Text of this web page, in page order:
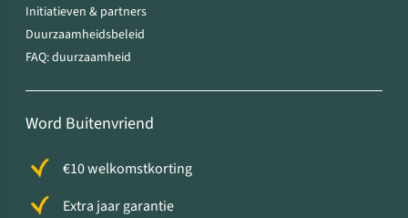
Initiatieven & partners
Duurzaamheidsbeleid
FAQ: duurzaamheid
Word Buitenvriend
€10 welkomstkorting
Extra jaar garantie